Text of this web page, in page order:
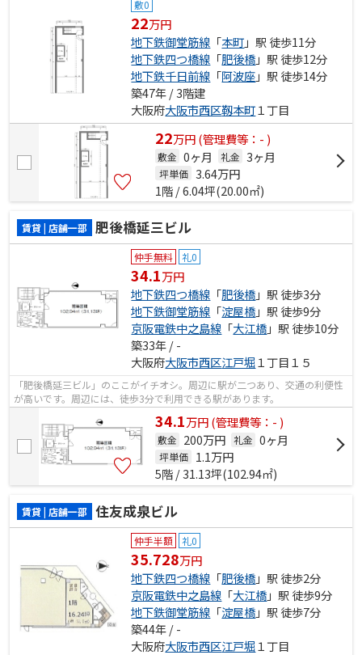
敷0
22万円
地下鉄御堂筋線 「本町」駅 徒歩11分
地下鉄四つ橋線 「肥後橋」駅 徒歩12分
地下鉄千日前線 「阿波座」駅 徒歩14分
築47年 / 3階建
大阪府大阪市西区靱本町１丁目
22万円(管理費等：- )
敷金 0ヶ月 礼金 3ヶ月
坪単価 3.64万円
1階 / 6.04坪(20.00㎡)
賃貸 | 店舗一部 肥後橋延三ビル
仲手無料 礼0
34.1万円
地下鉄四つ橋線 「肥後橋」駅 徒歩3分
地下鉄御堂筋線 「淀屋橋」駅 徒歩9分
京阪電鉄中之島線 「大江橋」駅 徒歩10分
築33年 / -
大阪府大阪市西区江戸堀１丁目１５
「肥後橋延三ビル」のここがイチオシ。周辺に駅が二つあり、交通の利便性
が高いです。周辺には、徒歩3分で利用できる駅があります。
34.1万円(管理費等：- )
敷金 200万円 礼金 0ヶ月
坪単価 1.1万円
5階 / 31.13坪(102.94㎡)
賃貸 | 店舗一部 住友成泉ビル
仲手半額 礼0
35.728万円
地下鉄四つ橋線 「肥後橋」駅 徒歩2分
京阪電鉄中之島線 「大江橋」駅 徒歩9分
地下鉄御堂筋線 「淀屋橋」駅 徒歩7分
築44年 / -
大阪府大阪市西区江戸堀１丁目